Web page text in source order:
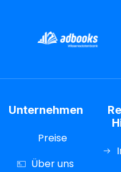
Unternehmen
Preise
Über uns